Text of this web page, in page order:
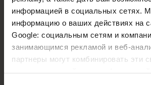
информацией в социальных сетях.
информацию о ваших действиях на
Google: социальным сетям и
занимающимся рекламой и веб-
партнеры могут комбинировать эти
ВВЕДИТЕ СВОИ
МЫ ВАМ